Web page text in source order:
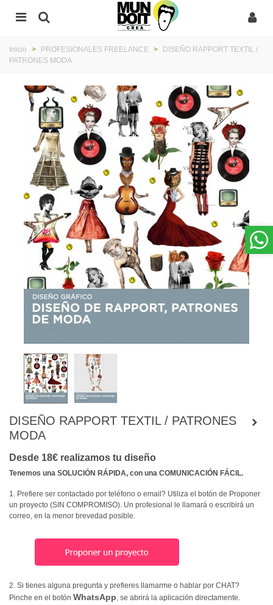
Inicio > PROFESIONALES FREELANCE >
DISEÑO RAPPORT TEXTIL /
PATRONES MODA
DISEÑO RAPPORT TEXTIL / PATRONES
MODA
Desde 18€ realizamos tu diseño
Tenemos una SOLUCIÓN RÁPIDA, con una COMUNICACIÓN FÁClL.
1. Prefiere ser contactado por teléfono o email? Utiliza el botón de Proponer
un proyecto (SIN COMPROMISO). Un profesional le llamará o escribirá un
correo, en la menor brevedad posible.
2. Si tienes alguna pregunta y prefieres llamarme o hablar por CHAT?
Pinche en el botón WhatsApp, se abrirá la aplicación directamente.